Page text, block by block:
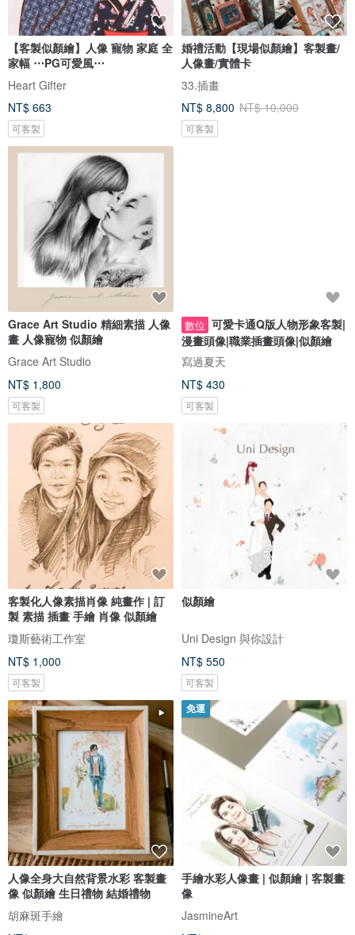
【客製似顏繪】人像 寵物 家庭 全
家幅 ⋯PG可愛風⋯
Heart Gifter
NT$ 663
可客製
婚禮活動【現場似顏繪】客製畫/
人像畫/實體卡
33.插畫
NT$ 8,800 NT$ 10,000
可客製
Grace Art Studio 精細素描 人像
畫 人像寵物 似顏繪
Grace Art Studio
NT$ 1,800
可客製
數位 可愛卡通Q版人物形象客製|
漫畫頭像|職業插畫頭像|似顏繪
寫過夏天
NT$ 430
可客製
客製化人像素描肖像 純畫作 | 訂
製 素描 插畫 手繪 肖像 似顏繪
瓊斯藝術工作室
NT$ 1,000
可客製
似顏繪
Uni Design 與你設計
NT$ 550
可客製
人像全身大自然背景水彩 客製畫
像 似顏繪 生日禮物 結婚禮物
胡麻斑手繪
免運
手繪水彩人像畫 | 似顏繪 | 客製畫
像
JasmineArt